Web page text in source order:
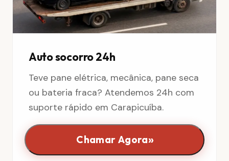
Auto socorro 24h
Teve pane elétrica, mecânica, pane seca
ou bateria fraca? Atendemos 24h com
suporte rápido em Carapicuíba.
Chamar Agora»